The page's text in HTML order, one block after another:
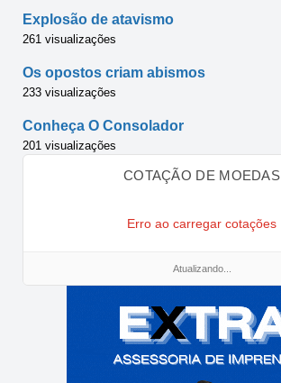
Explosão de atavismo
261 visualizações
Os opostos criam abismos
233 visualizações
Conheça O Consolador
201 visualizações
COTAÇÃO DE MOEDAS
Erro ao carregar cotações
Atualizando...